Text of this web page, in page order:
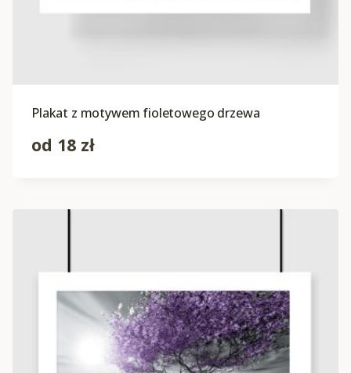
Plakat z motywem fioletowego drzewa
od 18 zł